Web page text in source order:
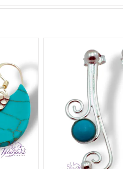
VIEW AÑADIR AL CARRITO